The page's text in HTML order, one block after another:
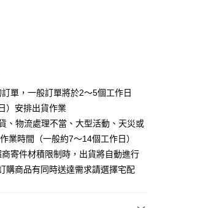
大哥大用戶可立即使用無須另外申請。
，訂單成立後會自動跳轉到大哥付的交易
期的期數、繳款截止日，確認付款後即
金額請依後續交易確認頁面所載為準。
單，一般訂單將於2～5個工作日
）安排出貨作業
、物流處理不當、大型活動、天災或
業時間（一般約7～14個工作日）
寄件材積限制時，出貨將自動進行
購商品有同時送達需求請選擇宅配